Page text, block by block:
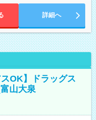
詳細へ
OK】ドラッグス
山大泉